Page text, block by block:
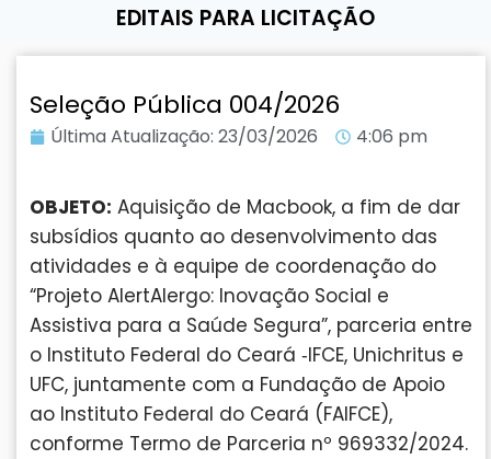
EDITAIS PARA LICITAÇÃO
Seleção Pública 004/2026
Última Atualização: 23/03/2026 4:06 pm
OBJETO: Aquisição de Macbook, a fim de dar
subsídios quanto ao desenvolvimento das
atividades e à equipe de coordenação do
“Projeto AlertAlergo: Inovação Social e
Assistiva para a Saúde Segura”, parceria entre
o Instituto Federal do Ceará ‐IFCE, Unichritus e
UFC, juntamente com a Fundação de Apoio
ao Instituto Federal do Ceará (FAIFCE),
conforme Termo de Parceria nº 969332/2024.